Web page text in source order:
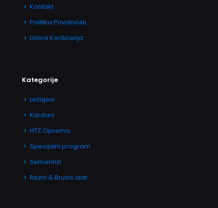
Kontakt
Politika Privatnosti
Uslovi Korišćenja
Kategorije
Ležajevi
Kardani
HTZ Oprema
Specijalni program
Semerinzi
Rezni & Brusni alat